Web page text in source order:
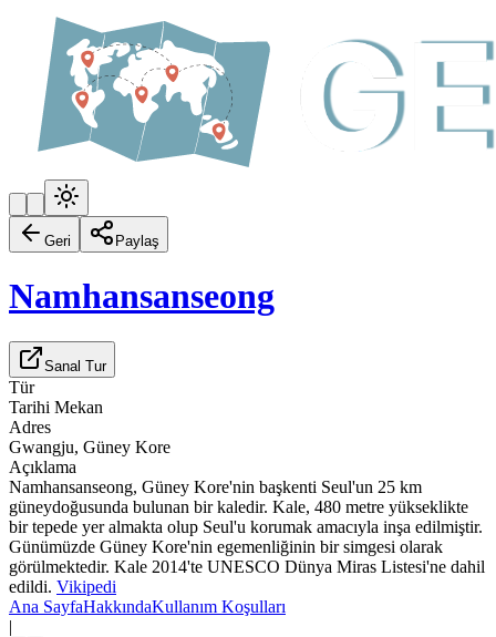
Geri Paylaş
Namhansanseong
Sanal Tur
Tür
Tarihi Mekan
Adres
Gwangju, Güney Kore
Açıklama
Namhansanseong, Güney Kore'nin başkenti Seul'un 25 km
güneydoğusunda bulunan bir kaledir. Kale, 480 metre yükseklikte
bir tepede yer almakta olup Seul'u korumak amacıyla inşa edilmiştir.
Günümüzde Güney Kore'nin egemenliğinin bir simgesi olarak
görülmektedir. Kale 2014'te UNESCO Dünya Miras Listesi'ne dahil
edildi. Vikipedi
Ana SayfaHakkındaKullanım Koşulları
|